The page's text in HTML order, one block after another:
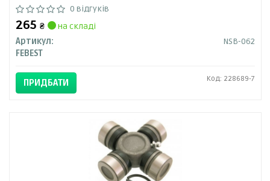
0 відгуків
265 ₴
на складі
Артикул:
NSB-062
FEBEST
ПРИДБАТИ Код: 228689-7